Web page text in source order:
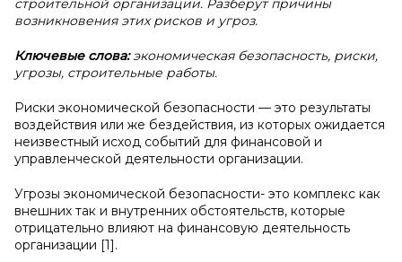
строительной организации. Разберут причины
возникновения этих рисков и угроз.
Ключевые слова:экономическая безопасность, риски,
угрозы, строительные работы.
Риски экономической безопасности — это результаты
воздействия или же бездействия, из которых ожидается
неизвестный исход событий для финансовой и
управленческой деятельности организации.
Угрозы экономической безопасности- это комплекс как
внешних так и внутренних обстоятельств, которые
отрицательно влияют на финансовую деятельность
организации [1].